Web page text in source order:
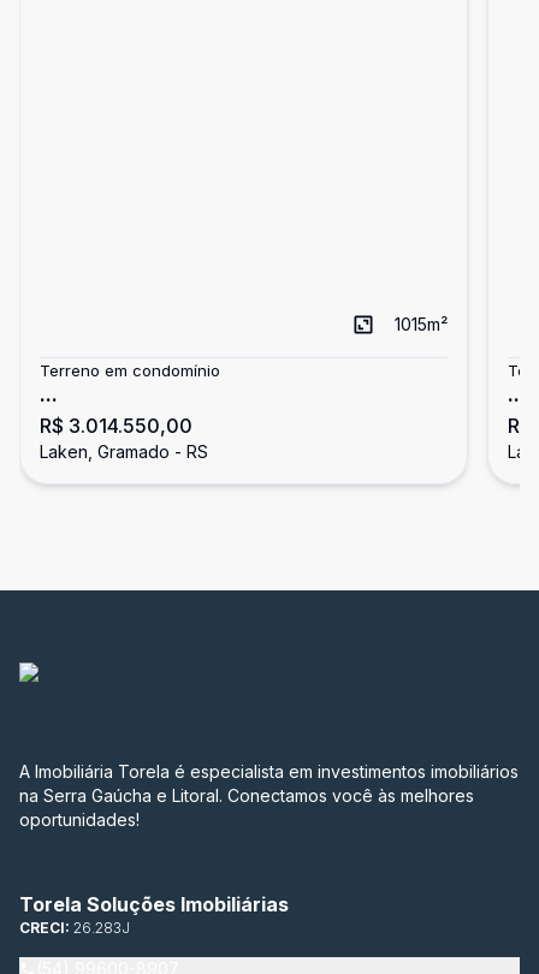
1015m²
Terreno em condomínio
...
R$ 3.014.550,00
Laken, Gramado - RS
...
A Imobiliária Torela é especialista em investimentos imobiliários
na Serra Gaúcha e Litoral. Conectamos você às melhores
oportunidades!
Torela Soluções Imobiliárias
CRECI: 26.283J